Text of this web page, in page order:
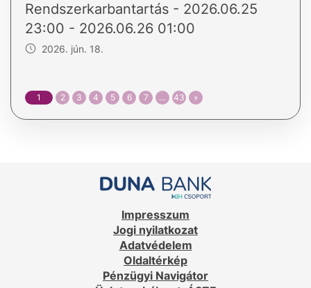
Rendszerkarbantartás - 2026.06.25
23:00 - 2026.06.26 01:00
2026. jún. 18.
1 2 3 4 5 6 7 … 43 »
Impresszum
Jogi nyilatkozat
Adatvédelem
Oldaltérkép
Pénzügyi Navigátor